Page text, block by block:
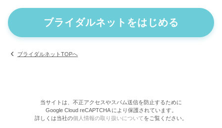
ブライダルネットをはじめる
ブライダルネットTOPへ
当サイトは、不正アクセスやスパム送信を防止するために
Google Cloud reCAPTCHA により保護されています。
詳しくは当社の個人情報の取り扱いについてをご覧ください。